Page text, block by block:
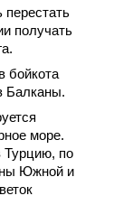
получать
бойкота
Балканы.
море.
Турцию, по
Южной и